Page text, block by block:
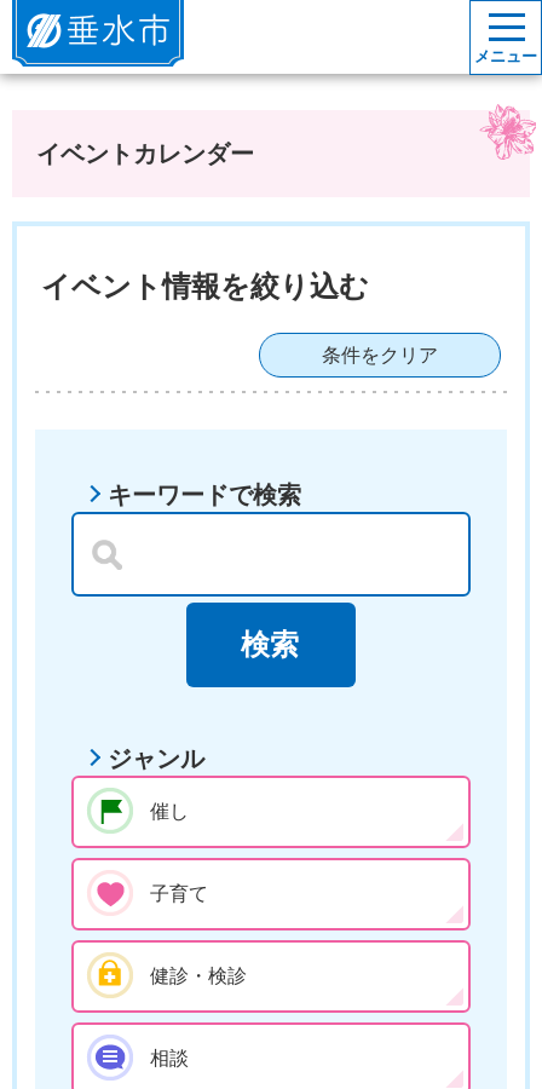
垂水市
メニュー
イベントカレンダー
イベント情報を絞り込む
条件をクリア
キーワードで検索
ジャンル
催し
子育て
健診・検診
相談